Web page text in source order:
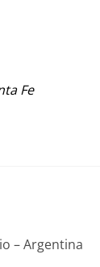
Fe
– Argentina